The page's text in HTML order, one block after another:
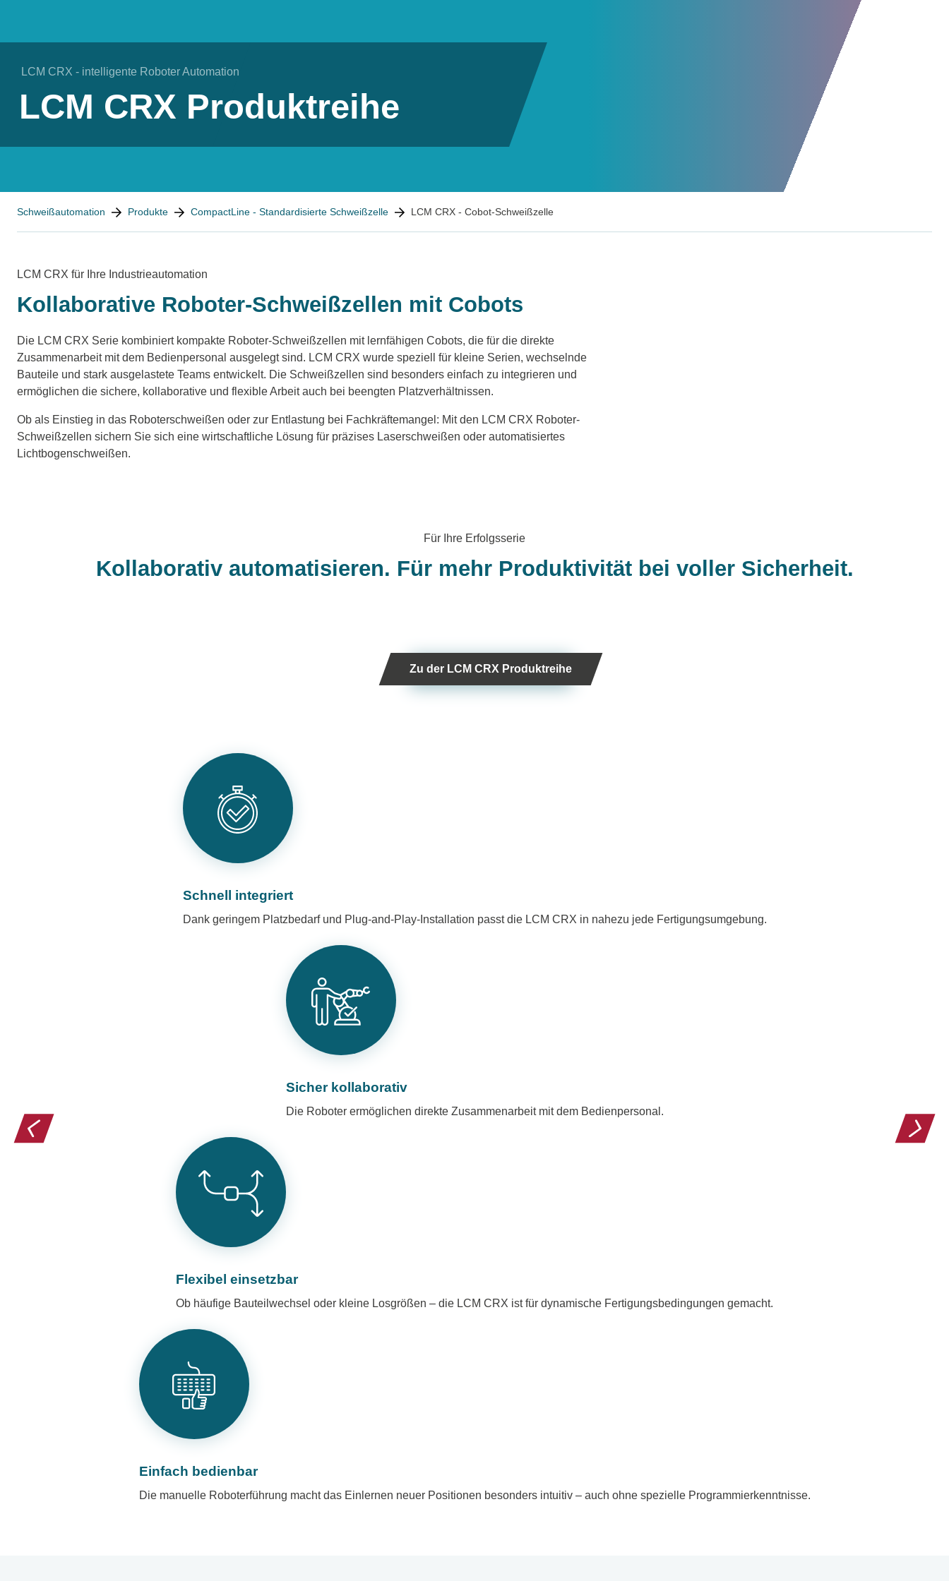
LCM CRX - intelligente Roboter Automation
LCM CRX Produktreihe
Schweißautomation Produkte CompactLine - Standardisierte Schweißzelle LCM CRX - Cobot-Schweißzelle
LCM CRX für Ihre Industrieautomation
Kollaborative Roboter-Schweißzellen mit Cobots
Die LCM CRX Serie kombiniert kompakte Roboter-Schweißzellen mit lernfähigen Cobots, die für die direkte
Zusammenarbeit mit dem Bedienpersonal ausgelegt sind. LCM CRX wurde speziell für kleine Serien, wechselnde
Bauteile und stark ausgelastete Teams entwickelt. Die Schweißzellen sind besonders einfach zu integrieren und
ermöglichen die sichere, kollaborative und flexible Arbeit auch bei beengten Platzverhältnissen.
Ob als Einstieg in das Roboterschweißen oder zur Entlastung bei Fachkräftemangel: Mit den LCM CRX Roboter-
Schweißzellen sichern Sie sich eine wirtschaftliche Lösung für präzises Laserschweißen oder automatisiertes
Lichtbogenschweißen.
Für Ihre Erfolgsserie
Kollaborativ automatisieren. Für mehr Produktivität bei voller Sicherheit.
Zu der LCM CRX Produktreihe
Schnell integriert
Dank geringem Platzbedarf und Plug-and-Play-Installation passt die LCM CRX in nahezu jede Fertigungsumgebung.
Sicher kollaborativ
Die Roboter ermöglichen direkte Zusammenarbeit mit dem Bedienpersonal.
Flexibel einsetzbar
Ob häufige Bauteilwechsel oder kleine Losgrößen – die LCM CRX ist für dynamische Fertigungsbedingungen gemacht.
Einfach bedienbar
Die manuelle Roboterführung macht das Einlernen neuer Positionen besonders intuitiv – auch ohne spezielle Programmierkenntnisse.